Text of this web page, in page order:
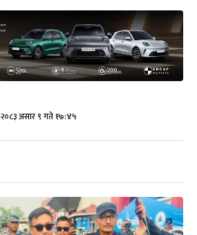
२०८३ असार ९ गते १७:४५